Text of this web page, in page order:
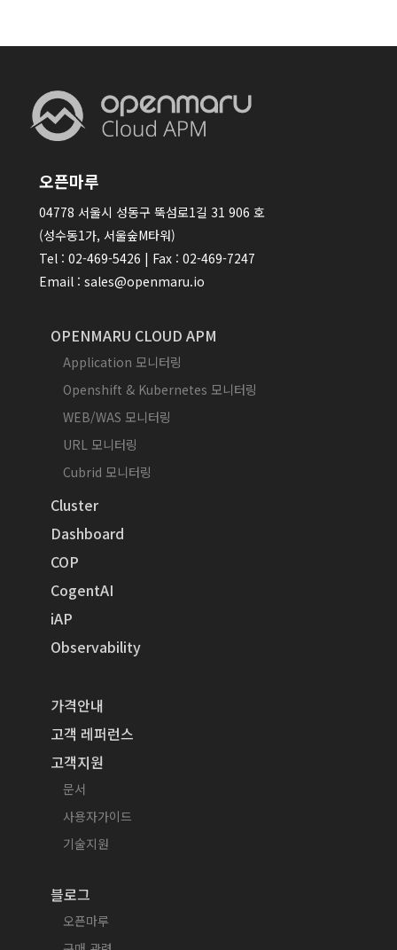
오픈마루
04778 서울시 성동구 뚝섬로1길 31 906 호
(성수동1가, 서울숲M타워)
Tel : 02-469-5426 | Fax : 02-469-7247
Email : sales@openmaru.io
OPENMARU CLOUD APM
Application 모니터링
Openshift & Kubernetes 모니터링
WEB/WAS 모니터링
URL 모니터링
Cubrid 모니터링
Cluster
Dashboard
COP
CogentAI
iAP
Observability
가격안내
고객 레퍼런스
고객지원
문서
사용자가이드
기술지원
블로그
오픈마루